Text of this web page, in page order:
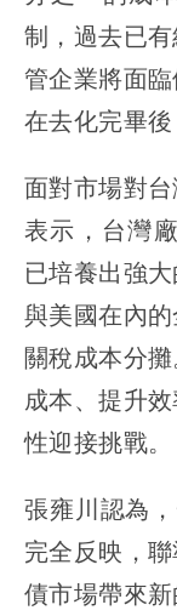
制，過去已
管企業將面
在去化完畢後
面對市場對
表示，台灣
已培養出強
與美國在內
關稅成本分
成本、提升
性迎接挑戰。
張雍川認為
完全反映，
債市場帶來